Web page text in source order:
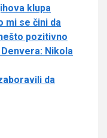
klupa
mi se čini da
pozitivno
Nikola
da